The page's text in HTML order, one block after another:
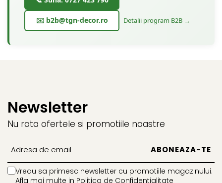
✉️ b2b@tgn-decor.ro Detalii program B2B →
Newsletter
Nu rata ofertele si promotiile noastre
Vreau sa primesc newsletter cu promotiile magazinului.
Afla mai multe in Politica de Confidentialitate